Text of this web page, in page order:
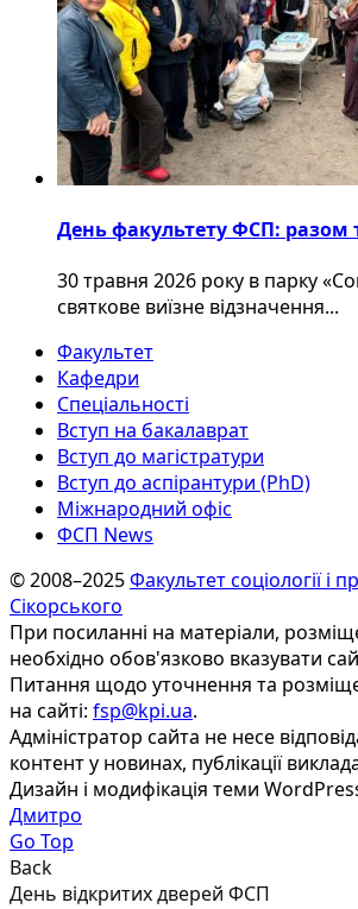
День факультету ФСП: разом
30 травня 2026 року в парку
святкове виїзне відзначення...
Факультет
Кафедри
Спеціальності
Вступ на бакалаврат
Вступ до магістратури
Вступ до аспірантури (PhD)
Міжнародний офіс
ФСП News
© 2008–2025Факультет соціології і
Сікорського
При посиланні на матеріали,
необхідно обов'язково вказувати
Питання щодо уточнення та
на сайті: fsp@kpi.ua.
Адміністратор сайта не несе
контент у новинах, публікації
Дизайн і модифікація теми
Дмитро
Go Top
Back
День відкритих дверей ФСП